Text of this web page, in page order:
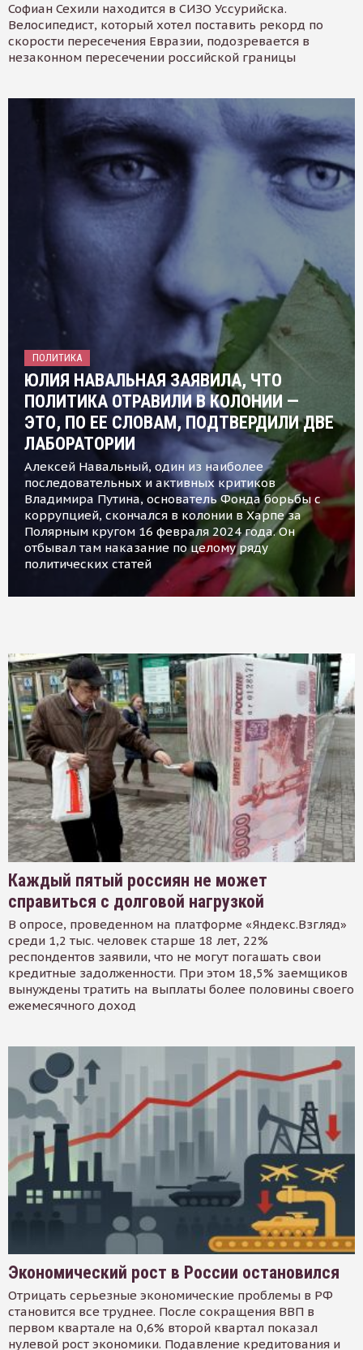
Софиан Сехили находится в СИЗО Уссурийска.
Велосипедист, который хотел поставить рекорд по
скорости пересечения Евразии, подозревается в
незаконном пересечении российской границы
ПОЛИТИКА
ЮЛИЯ НАВАЛЬНАЯ ЗАЯВИЛА, ЧТО
ПОЛИТИКА ОТРАВИЛИ В КОЛОНИИ —
ЭТО, ПО ЕЕ СЛОВАМ, ПОДТВЕРДИЛИ ДВЕ
ЛАБОРАТОРИИ
Алексей Навальный, один из наиболее
последовательных и активных критиков
Владимира Путина, основатель Фонда борьбы с
коррупцией, скончался в колонии в Харпе за
Полярным кругом 16 февраля 2024 года. Он
отбывал там наказание по целому ряду
политических статей
Каждый пятый россиян не может
справиться с долговой нагрузкой
В опросе, проведенном на платформе «Яндекс.Взгляд»
среди 1,2 тыс. человек старше 18 лет, 22%
респондентов заявили, что не могут погашать свои
кредитные задолженности. При этом 18,5% заемщиков
вынуждены тратить на выплаты более половины своего
ежемесячного доход
Экономический рост в России остановился
Отрицать серьезные экономические проблемы в РФ
становится все труднее. После сокращения ВВП в
первом квартале на 0,6% второй квартал показал
нулевой рост экономики. Подавление кредитования и